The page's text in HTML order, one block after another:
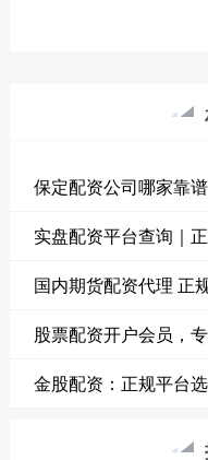
保定配资公司哪家靠
实盘配资平台查询｜
国内期货配资代理 正
股票配资开户会员，
金股配资：正规平台